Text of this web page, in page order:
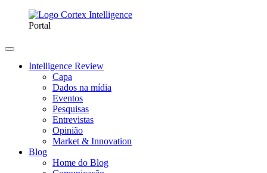
Portal
Intelligence Review
Capa
Dados na mídia
Eventos
Pesquisas
Entrevistas
Opinião
Market & Innovation
Blog
Home do Blog